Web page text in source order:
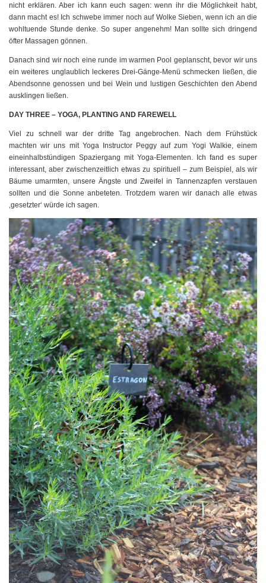
nicht erklären. Aber ich kann euch sagen: wenn ihr die Möglichkeit habt,
dann macht es! Ich schwebe immer noch auf Wolke Sieben, wenn ich an die
wohltuende Stunde denke. So super angenehm! Man sollte sich dringend
öfter Massagen gönnen.
Danach sind wir noch eine runde im warmen Pool geplanscht, bevor wir uns
ein weiteres unglaublich leckeres Drei-Gänge-Menü schmecken ließen, die
Abendsonne genossen und bei Wein und lustigen Geschichten den Abend
ausklingen ließen.
DAY THREE – YOGA, PLANTING AND FAREWELL
Viel zu schnell war der dritte Tag angebrochen. Nach dem Frühstück
machten wir uns mit Yoga Instructor Peggy auf zum Yogi Walkie, einem
eineinhalbstündigen Spaziergang mit Yoga-Elementen. Ich fand es super
interessant, aber zwischenzeitlich etwas zu spirituell – zum Beispiel, als wir
Bäume umarmten, unsere Ängste und Zweifel in Tannenzapfen verstauen
sollten und die Sonne anbeteten. Trotzdem waren wir danach alle etwas
‚gesetzter‘ würde ich sagen.